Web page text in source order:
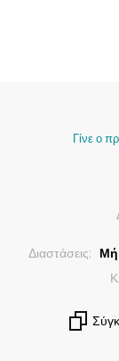
Γίνε ο
Διαστάσεις: